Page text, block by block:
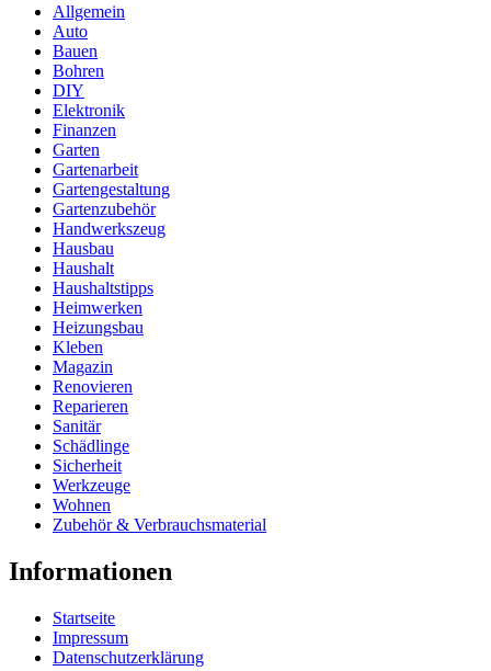
Allgemein
Auto
Bauen
Bohren
DIY
Elektronik
Finanzen
Garten
Gartenarbeit
Gartengestaltung
Gartenzubehör
Handwerkszeug
Hausbau
Haushalt
Haushaltstipps
Heimwerken
Heizungsbau
Kleben
Magazin
Renovieren
Reparieren
Sanitär
Schädlinge
Sicherheit
Werkzeuge
Wohnen
Zubehör & Verbrauchsmaterial
Informationen
Startseite
Impressum
Datenschutzerklärung